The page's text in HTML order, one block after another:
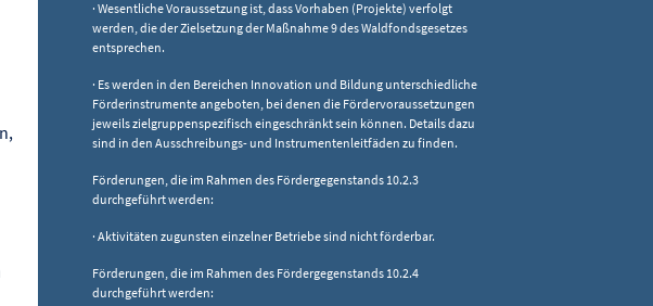
· Wesentliche Voraussetzung ist, dass Vorhaben (Projekte) verfolgt
werden, die der Zielsetzung der Maßnahme 9 des Waldfondsgesetzes
entsprechen.
· Es werden in den Bereichen Innovation und Bildung unterschiedliche
Förderinstrumente angeboten, bei denen die Fördervoraussetzungen
jeweils zielgruppenspezifisch eingeschränkt sein können. Details dazu
sind in den Ausschreibungs- und Instrumentenleitfäden zu finden.
Förderungen, die im Rahmen des Fördergegenstands 10.2.3
durchgeführt werden:
· Aktivitäten zugunsten einzelner Betriebe sind nicht förderbar.
Förderungen, die im Rahmen des Fördergegenstands 10.2.4
durchgeführt werden: